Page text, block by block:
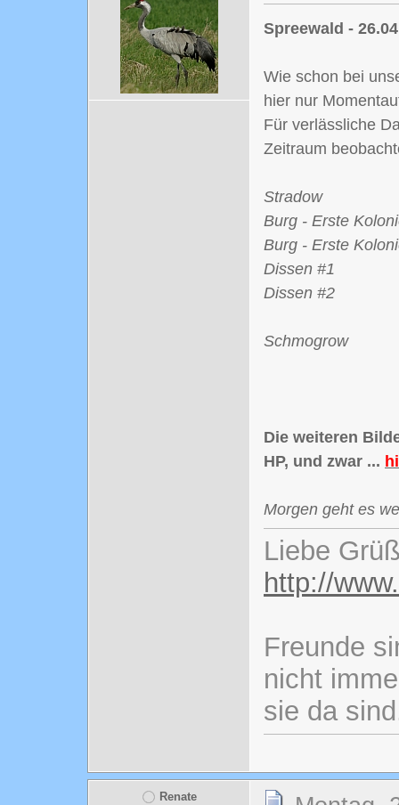
Spreewald -
Wie schon bei
hier nur
Für verlässliche
Zeitraum
Stradow
Burg - Erste
Burg - Erste
Dissen #1
Dissen #2
Schmogrow
Die weiteren
HP, und zwar ...
Morgen geht es
Liebe
http://
Freunde
nicht
sie da
Renate